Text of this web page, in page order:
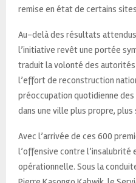
remise en état de certains
Au-delà des résultats
l’initiative revêt une portée
traduit la volonté des
l’effort de reconstruction
préoccupation quotidienne des
dans une ville plus propre, plus
Avec l’arrivée de ces 600
l’offensive contre l’insalubrité
opérationnelle. Sous la